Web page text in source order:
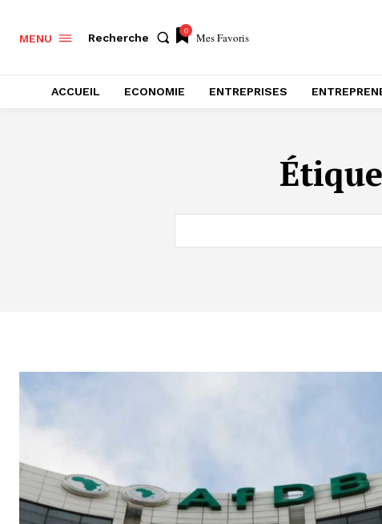
MENU Recherche
0 Mes Favoris
ACCUEIL ECONOMIE ENTREPRISES